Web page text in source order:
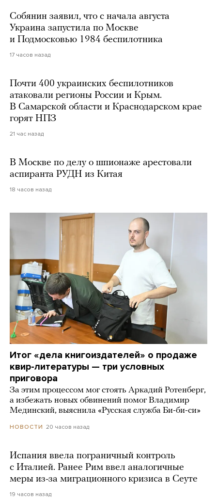
Собянин заявил, что с начала августа
Украина запустила по Москве
и Подмосковью 1984 беспилотника
17 часов назад
Почти 400 украинских беспилотников
атаковали регионы России и Крым.
В Самарской области и Краснодарском крае
горят НПЗ
21 час назад
В Москве по делу о шпионаже арестовали
аспиранта РУДН из Китая
18 часов назад
Итог «дела книгоиздателей» о продаже
квир-литературы — три условных
приговора
За этим процессом мог стоять Аркадий Ротенберг,
а избежать новых обвинений помог Владимир
Мединский, выяснила «Русская служба Би-би-си»
НОВОСТИ 20 часов назад
Испания ввела пограничный контроль
с Италией. Ранее Рим ввел аналогичные
меры из-за миграционного кризиса в Сеуте
19 часов назад